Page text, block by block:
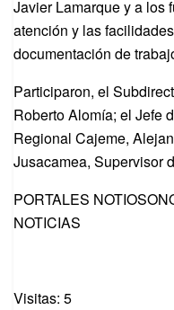
Javier Lamarque y a los
atención y las
documentación de
Participaron, el
Roberto Alomía; el Jefe
Regional Cajeme,
Jusacamea, Supervisor
PORTALES
NOTICIAS
Visitas: 5